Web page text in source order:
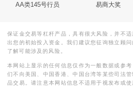
AA类145号行员
易商大奖
保证金交易等杠杆产品，具有很大风险，并不
出您的初始投入资金。我们建议您征询独立顾
了解可能涉及的风险。
本网站上显示的任何信息仅作为一般数据或参
们不向美国、中国香港、中国台湾等某些司法
品交易。请注意本网站信息不适用于视发布或